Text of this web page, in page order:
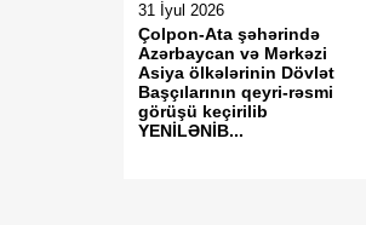
31 İyul 2026
Çolpon-Ata şəhərində
Azərbaycan və Mərkəzi
Asiya ölkələrinin Dövlət
Başçılarının qeyri-rəsmi
görüşü keçirilib
YENİLƏNİB...